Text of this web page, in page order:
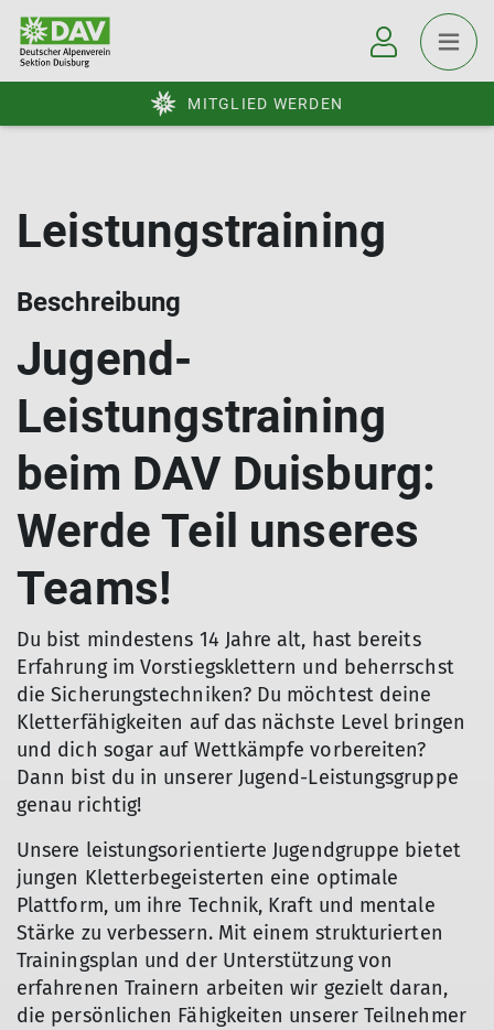
MITGLIED WERDEN
Leistungstraining
Beschreibung
Jugend-
Leistungstraining
beim DAV Duisburg:
Werde Teil unseres
Teams!
Du bist mindestens 14 Jahre alt, hast bereits
Erfahrung im Vorstiegsklettern und beherrschst
die Sicherungstechniken? Du möchtest deine
Kletterfähigkeiten auf das nächste Level bringen
und dich sogar auf Wettkämpfe vorbereiten?
Dann bist du in unserer Jugend-Leistungsgruppe
genau richtig!
Unsere leistungsorientierte Jugendgruppe bietet
jungen Kletterbegeisterten eine optimale
Plattform, um ihre Technik, Kraft und mentale
Stärke zu verbessern. Mit einem strukturierten
Trainingsplan und der Unterstützung von
erfahrenen Trainern arbeiten wir gezielt daran,
die persönlichen Fähigkeiten unserer Teilnehmer